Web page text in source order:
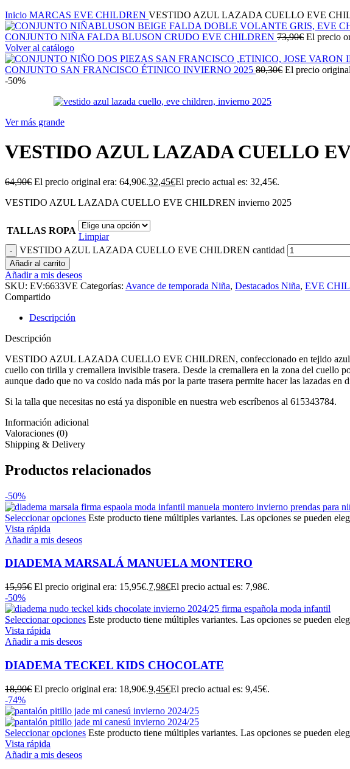
Inicio MARCAS EVE CHILDREN VESTIDO AZUL LAZADA CUELLO EVE
CONJUNTO NIÑA FALDA BLUSON CRUDO EVE CHILDREN 73,90€ El precio
Volver al catálogo
CONJUNTO SAN FRANCISCO ÉTINICO INVIERNO 2025 80,30€ El precio
-50%
Ver más grande
VESTIDO AZUL LAZADA CUELLO
64,90€ El precio original era: 64,90€.32,45€El precio actual es: 32,45€.
VESTIDO AZUL LAZADA CUELLO EVE CHILDREN invierno 2025
TALLAS ROPA
Limpiar
VESTIDO AZUL LAZADA CUELLO EVE CHILDREN cantidad
Añadir al carrito
Añadir a mis deseos
SKU: EV:6633VE Categorías: Avance de temporada Niña, Destacados Niña, EVE
Compartido
Descripción
Descripción
VESTIDO AZUL LAZADA CUELLO EVE CHILDREN, confeccionado en tejido azul
cuello con tirilla y cremallera invisible trasera. Desde la cremallera en la zona del cuello
aunque dado que no va cosido nada más por la parte trasera permite hacer las lazadas en
Si la talla que necesitas no está ya disponible en nuestra web escríbenos al 615343784.
Información adicional
Valoraciones (0)
Shipping & Delivery
Productos relacionados
-50%
Seleccionar opciones Este producto tiene múltiples variantes. Las opciones se pueden
Vista rápida
Añadir a mis deseos
DIADEMA MARSALÁ MANUELA MONTERO
15,95€ El precio original era: 15,95€.7,98€El precio actual es: 7,98€.
-50%
Seleccionar opciones Este producto tiene múltiples variantes. Las opciones se pueden
Vista rápida
Añadir a mis deseos
DIADEMA TECKEL KIDS CHOCOLATE
18,90€ El precio original era: 18,90€.9,45€El precio actual es: 9,45€.
-74%
Seleccionar opciones Este producto tiene múltiples variantes. Las opciones se pueden
Vista rápida
Añadir a mis deseos